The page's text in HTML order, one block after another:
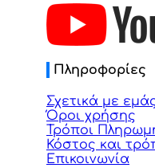
Πληροφορίες
Σχετικά με
Όροι χρήσης
Τρόποι
Κόστος και
Επικοινωνία